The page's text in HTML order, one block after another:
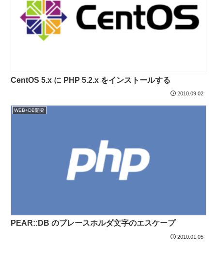
CentOS 5.x に PHP 5.2.x をインストールする
2010.09.02
WEB+DB開発
PEAR::DB のプレースホルダ文字のエスケープ
2010.01.05